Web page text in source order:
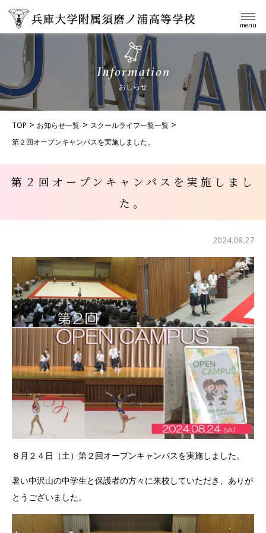
menu
おしらせ
TOP お知らせ一覧
スクールライフ一覧一覧
第２回オープンキャンパスを実施しました。
第２回オープンキャンパスを実施しまし
た。
2024.08.27
８月２４日（土）第２回オープンキャンパスを実施しました。
暑い中沢山の中学生と保護者の方々に来校していただき、ありが
とうございました。